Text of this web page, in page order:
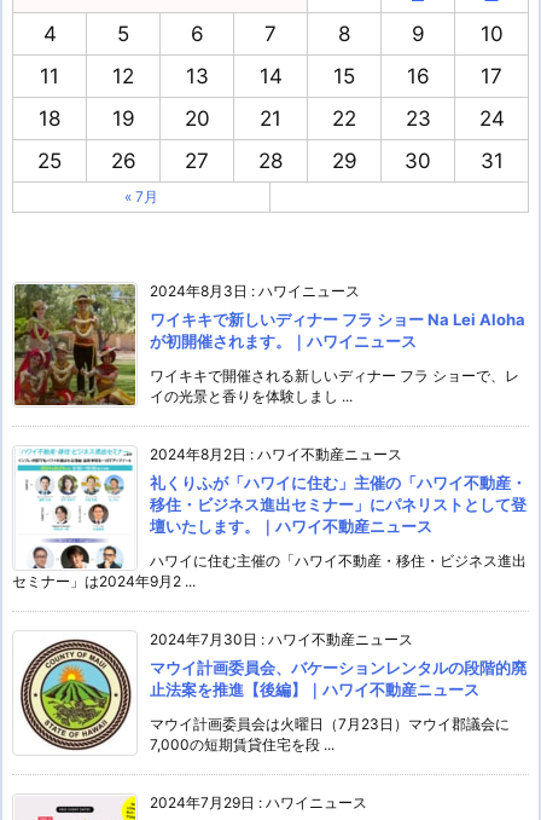
4
5 6 7 8 9
10
11
12 13 14 15 16
17
18
19 20 21 22 23
24
25
26 27 28 29 30 31
« 7月
2024年8月3日 : ハワイニュース
ワイキキで新しいディナー フラ ショー Na Lei Aloha
が初開催されます。｜ハワイニュース
ワイキキで開催される新しいディナー フラ ショーで、レ
イの光景と香りを体験しまし ...
2024年8月2日 : ハワイ不動産ニュース
礼くりふが「ハワイに住む」主催の「ハワイ不動産・
移住・ビジネス進出セミナー」にパネリストとして登
壇いたします。｜ハワイ不動産ニュース
ハワイに住む主催の「ハワイ不動産・移住・ビジネス進出
セミナー」は2024年9月2 ...
2024年7月30日 : ハワイ不動産ニュース
マウイ計画委員会、バケーションレンタルの段階的廃
止法案を推進【後編】｜ハワイ不動産ニュース
マウイ計画委員会は火曜日（7月23日）マウイ郡議会に
7,000の短期賃貸住宅を段 ...
2024年7月29日 : ハワイニュース